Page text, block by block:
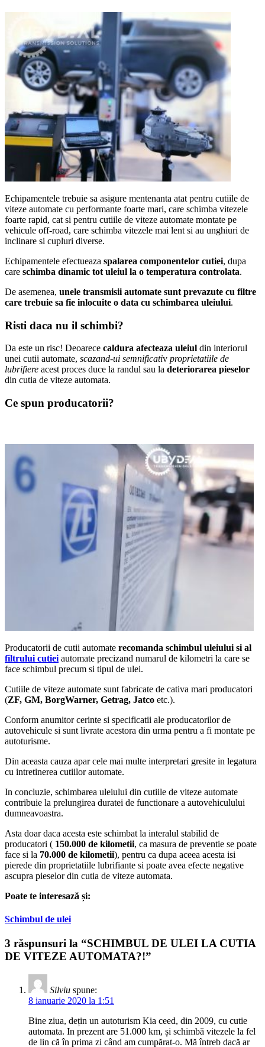
Echipamentele trebuie sa asigure mentenanta atat pentru cutiile de
viteze automate cu performante foarte mari, care schimba vitezele
foarte rapid, cat si pentru cutiile de viteze automate montate pe
vehicule off-road, care schimba vitezele mai lent si au unghiuri de
inclinare si cupluri diverse.
Echipamentele efectueaza spalarea componentelor cutiei, dupa
care schimba dinamic tot uleiul la o temperatura controlata.
De asemenea, unele transmisii automate sunt prevazute cu filtre
care trebuie sa fie inlocuite o data cu schimbarea uleiului.
Risti daca nu il schimbi?
Da este un risc! Deoarece caldura afecteaza uleiul din interiorul
unei cutii automate, scazand-ui semnificativ proprietatiile de
lubrifiere acest proces duce la randul sau la deteriorarea pieselor
din cutia de viteze automata.
Ce spun producatorii?
Producatorii de cutii automate recomanda schimbul uleiului si al
filtrului cutiei automate precizand numarul de kilometri la care se
face schimbul precum si tipul de ulei.
Cutiile de viteze automate sunt fabricate de cativa mari producatori
(ZF, GM, BorgWarner, Getrag, Jatco etc.).
Conform anumitor cerinte si specificatii ale producatorilor de
autovehicule si sunt livrate acestora din urma pentru a fi montate pe
autoturisme.
Din aceasta cauza apar cele mai multe interpretari gresite in legatura
cu intretinerea cutiilor automate.
In concluzie, schimbarea uleiului din cutiile de viteze automate
contribuie la prelungirea duratei de functionare a autovehiculului
dumneavoastra.
Asta doar daca acesta este schimbat la interalul stabilid de
producatori ( 150.000 de kilometii, ca masura de preventie se poate
face si la 70.000 de kilometii), pentru ca dupa aceea acesta isi
pierede din proprietatiile lubrifiante si poate avea efecte negative
ascupra pieselor din cutia de viteze automata.
Poate te interesază și:
Schimbul de ulei
3 răspunsuri la “SCHIMBUL DE ULEI LA CUTIA
DE VITEZE AUTOMATA?!”
Silviu spune:
8 ianuarie 2020 la 1:51
Bine ziua, dețin un autoturism Kia ceed, din 2009, cu cutie
automata. In prezent are 51.000 km, și schimbă vitezele la fel
de lin că în prima zi când am cumpărat-o. Mă întreb dacă ar